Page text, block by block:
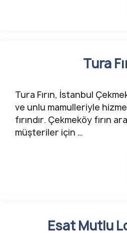
Tura
Tura Fırın, İstanbul
ve unlu mamulleriyle
fırındır. Çekmeköy fırın
müşteriler için …
Esat Mutlu